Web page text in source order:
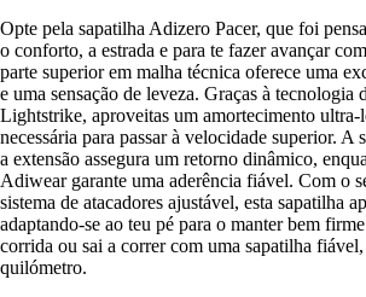
Opte pela sapatilha Adizero Pacer, que foi
o conforto, a estrada e para te fazer avançar
parte superior em malha técnica oferece uma
e uma sensação de leveza. Graças à tecnologia
Lightstrike, aproveitas um amortecimento ultra-
necessária para passar à velocidade superior. A
a extensão assegura um retorno dinâmico,
Adiwear garante uma aderência fiável. Com o
sistema de atacadores ajustável, esta sapatilha
adaptando-se ao teu pé para o manter bem
corrida ou sai a correr com uma sapatilha
quilómetro.